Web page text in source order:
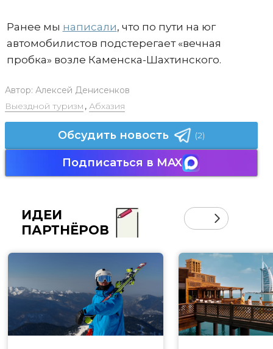
Ранее мы написали, что по пути на юг
автомобилистов подстерегает «вечная
пробка» возле Каменска-Шахтинского.
Автор: Алексей Денисенков
Выездной туризм , Абхазия
Обсудить новость (2)
Подписаться в MAX
ИДЕИ
ПАРТНЁРОВ